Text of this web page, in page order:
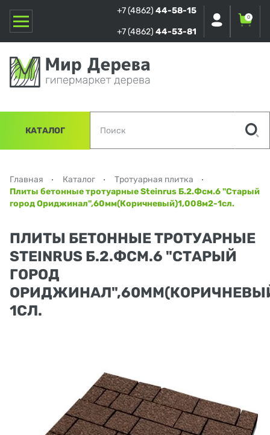
+7 (4862) 44-58-15
+7 (4862) 44-53-81
0
КАТАЛОГ
Главная Каталог
Тротуарная плитка
Плиты бетонные тротуарные Steinrus Б.2.Фсм.6 "Старый
город Ориджинал",60мм(Коричневый)1,008м2-1сл.
ПЛИТЫ БЕТОННЫЕ ТРОТУАРНЫЕ
STEINRUS Б.2.ФСМ.6 "СТАРЫЙ
ГОРОД
1СЛ.